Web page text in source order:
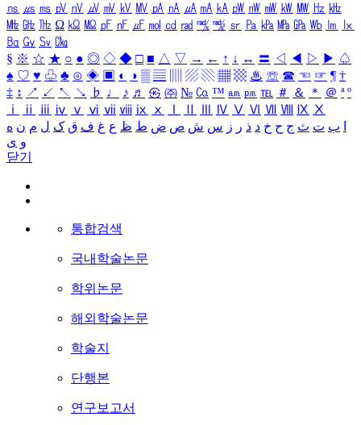
㎱ ㎲ ㎳ ㎴ ㎵ ㎶ ㎷ ㎸ ㎹ ㎀ ㎁ ㎂ ㎃ ㎄ ㎺ ㎻ ㎽ ㎾ ㎿ ㎐ ㎑
㎒ ㎓ ㎔ Ω ㏀ ㏁ ㎊ ㎋ ㎌ ㏖ ㏅ ㎭ ㎮ ㎯ ㏛ ㎩ ㎪ ㎫ ㎬ ㏝ ㏐
㏓
㏃ ㏉ ㏜ ㏆
§ ※ ☆ ★ ○ ● ◎ ◇ ◆ □ ■ △ ▽ → ← ↑ ↓ ↔ 〓 ◁ ◀ ▷ ▶ ♤
♠ ♡ ♥ ♧ ♣ ⊙ ◈ ▣ ◐ ◑ ▒ ▤ ▨ ▧ ▦ ▩ ♨ ☏ ☎ ☜ ☞ ¶ †
‡ ↕ ↗ ↙ ↖ ↘ ♭ ♩ ♪ ♬ ㉿ ㈜ № ㏇ ™ ㏂ ㏘ ℡ ＃ ＆ ＊ ＠ ª º
ⅰ
ⅱ ⅲ ⅳ ⅴ ⅵ ⅶ ⅷ ⅸ ⅹ Ⅳ Ⅴ Ⅵ Ⅶ Ⅷ Ⅸ Ⅹ
ب ت ث ج ح خ د ذ ر ز س ش ص ض ط ظ ع غ ف ق ک ل م ن ه
و ی
닫기
통합검색
국내학술논문
학위논문
해외학술논문
학술지
단행본
연구보고서